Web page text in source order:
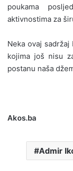
poukama
aktivnostima za
Neka ovaj
kojima još nisu
postanu naša
Akos.ba
Admir